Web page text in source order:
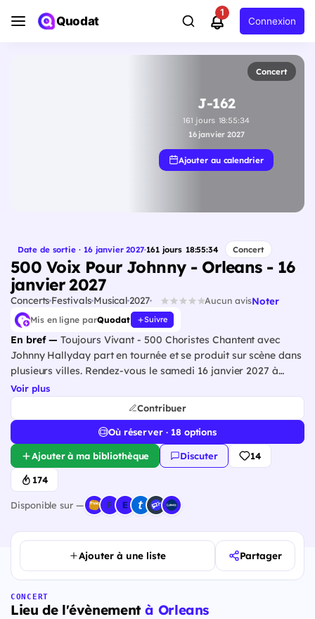
Quodat
1
Connexion
Concert
J-162
161 jours 18:55:33
16 janvier 2027
Ajouter au calendrier
Date de sortie · 16 janvier 2027·161jours 18:55:33 Concert
500 Voix Pour Johnny - Orleans - 16
janvier 2027
Concerts FestivalsMusical 2027 Aucun avisNoter
Mis en ligne parQuodat Suivre
En bref — Toujours Vivant - 500 Choristes Chantent avec
Johnny Hallyday part en tournée et se produit sur scène dans
plusieurs villes. Rendez-vous le samedi 16 janvier 2027 à
ZENITH D'ORLEANS.
Voir plus
Contribuer
Où réserver · 18 options
Ajouter à ma bibliothèque Discuter 14
174
Disponible sur —
Ajouter à une liste Partager
CONCERT
Lieu de l'évènementà Orleans